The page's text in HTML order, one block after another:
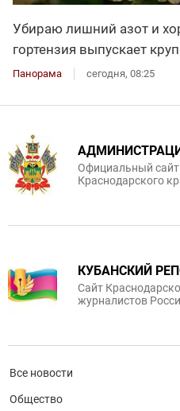
Убираю лишний азот и
гортензия выпускает
Панорама сегодня, 08:25
Официальный
Краснодарского
КУБАНСКИЙ
Сайт
журналистов
Все новости
Общество